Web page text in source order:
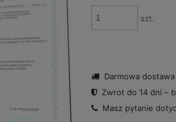
szt.
Darmowa
Zwrot do 14 dni –
Masz pytanie